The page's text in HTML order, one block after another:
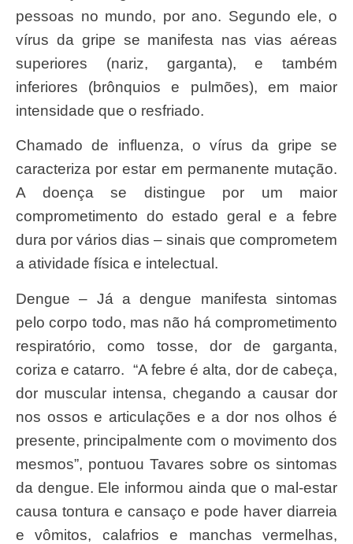
pessoas no mundo, por ano. Segundo ele, o
vírus da gripe se manifesta nas vias aéreas
superiores (nariz, garganta), e também
inferiores (brônquios e pulmões), em maior
intensidade que o resfriado.
Chamado de influenza, o vírus da gripe se
caracteriza por estar em permanente mutação.
A doença se distingue por um maior
comprometimento do estado geral e a febre
dura por vários dias – sinais que comprometem
a atividade física e intelectual.
Dengue – Já a dengue manifesta sintomas
pelo corpo todo, mas não há comprometimento
respiratório, como tosse, dor de garganta,
coriza e catarro. “A febre é alta, dor de cabeça,
dor muscular intensa, chegando a causar dor
nos ossos e articulações e a dor nos olhos é
presente, principalmente com o movimento dos
mesmos”, pontuou Tavares sobre os sintomas
da dengue. Ele informou ainda que o mal-estar
causa tontura e cansaço e pode haver diarreia
e vômitos, calafrios e manchas vermelhas,